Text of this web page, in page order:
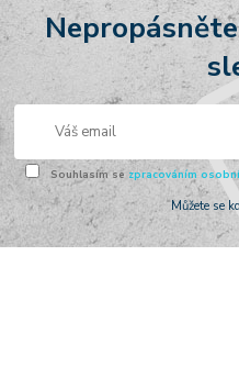
Souhlasím se zpracováním
Můžete se